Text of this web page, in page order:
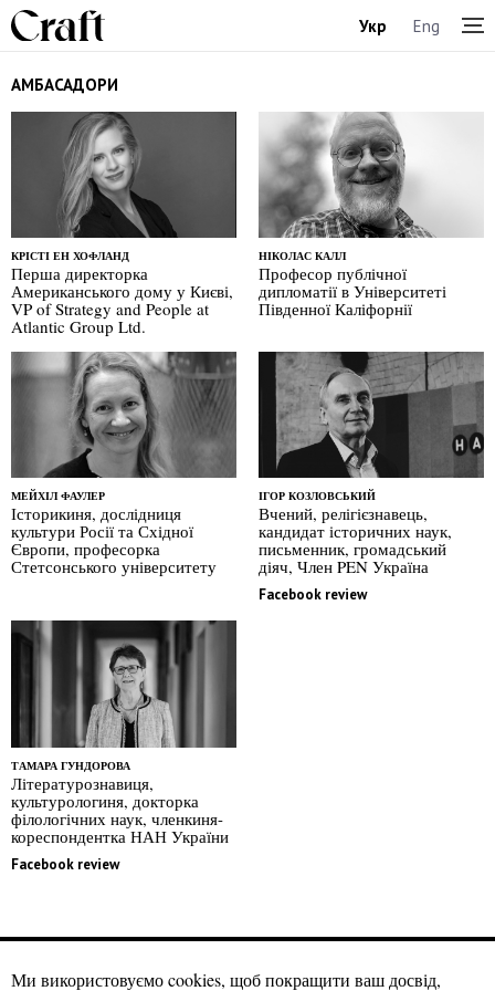
Укр Eng
АМБАСАДОРИ
КРІСТІ ЕН ХОФЛАНД
Перша директорка
Американського дому у Києві,
VP of Strategy and People at
Atlantic Group Ltd.
НІКОЛАС КАЛЛ
Професор публічної
дипломатії в Університеті
Південної Каліфорнії
МЕЙХІЛ ФАУЛЕР
Історикиня, дослідниця
культури Росії та Східної
Європи, професорка
Стетсонського університету
ІГОР КОЗЛОВСЬКИЙ
Вчений, релігієзнавець,
кандидат історичних наук,
письменник, громадський
діяч, Член PEN Україна
Facebook review
ТАМАРА ГУНДОРОВА
Літературознавиця,
культурологиня, докторка
філологічних наук, членкиня-
кореспондентка НАН України
Facebook review
Ми використовуємо cookies, щоб покращити ваш досвід,